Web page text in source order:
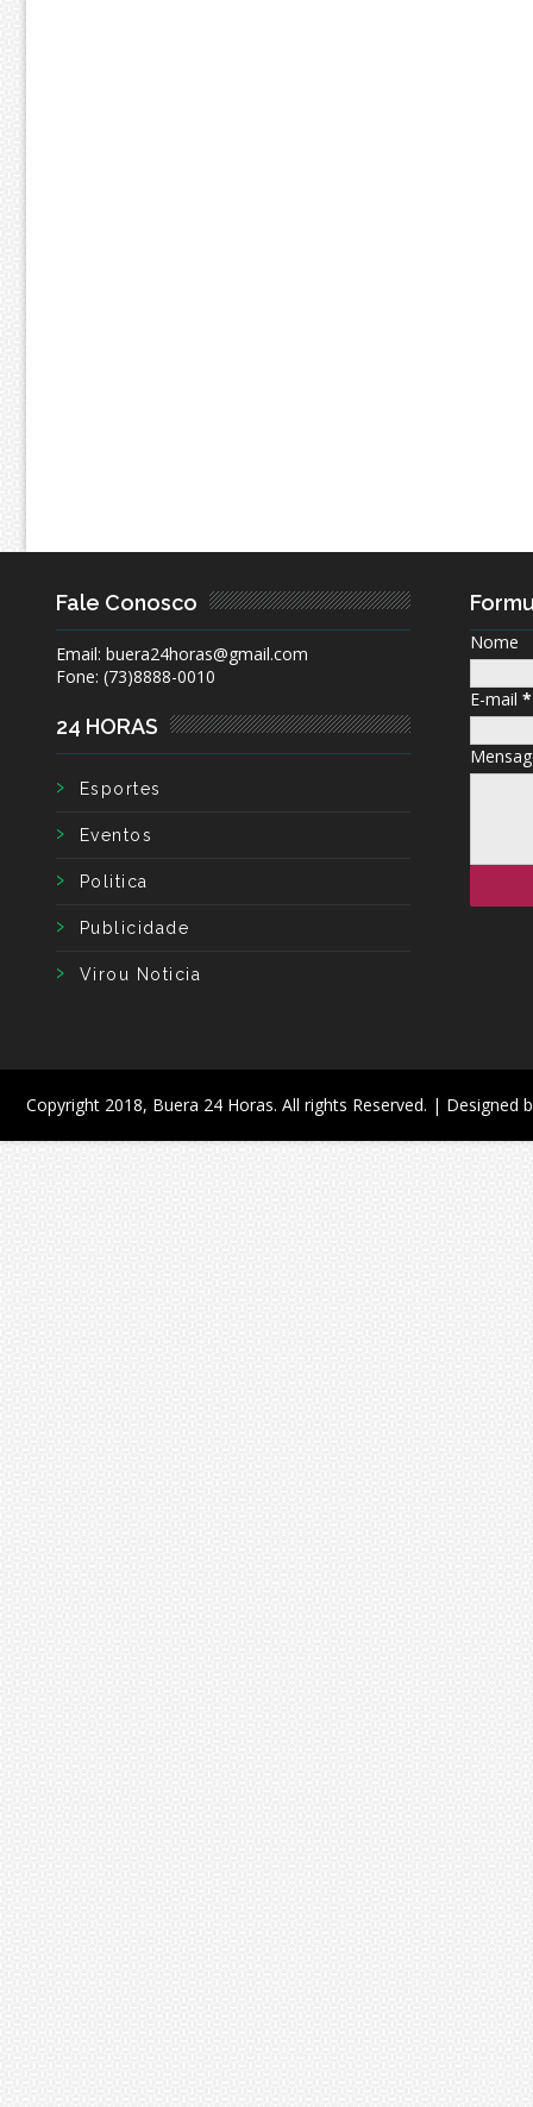
Fale Conosco
Email: buera24horas@gmail.com
Fone: (73)8888-0010
24 HORAS
Esportes
Eventos
Politica
Publicidade
Virou Noticia
Nome
E-mail *
Copyright 2018, Buera 24 Horas. All rights Reserved. | Designed